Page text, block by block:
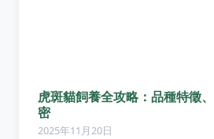
虎斑貓飼養全攻略：品種特徵
密
2025年11月20日